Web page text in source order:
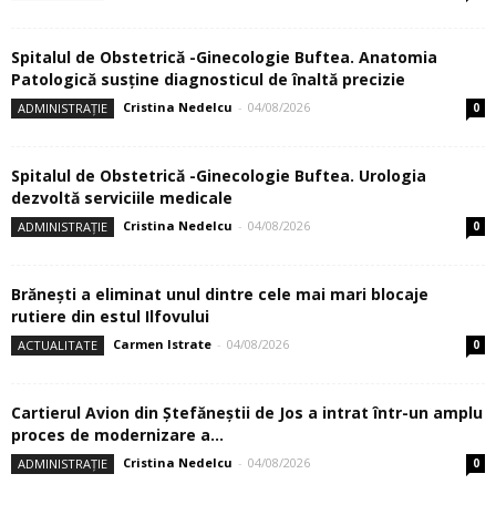
Spitalul de Obstetrică -Ginecologie Buftea. Anatomia
Patologică susţine diagnosticul de înaltă precizie
ADMINISTRAȚIE Cristina Nedelcu - 04/08/2026 0
Spitalul de Obstetrică -Ginecologie Buftea. Urologia
dezvoltă serviciile medicale
ADMINISTRAȚIE Cristina Nedelcu - 04/08/2026 0
Brănești a eliminat unul dintre cele mai mari blocaje
rutiere din estul Ilfovului
ACTUALITATE Carmen Istrate - 04/08/2026 0
Cartierul Avion din Ştefăneştii de Jos a intrat într-un amplu
proces de modernizare a...
ADMINISTRAȚIE Cristina Nedelcu - 04/08/2026 0